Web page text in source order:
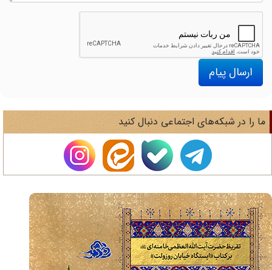
ارسال پیام
را در شبکه‌های اجتماعی دنبال کنید